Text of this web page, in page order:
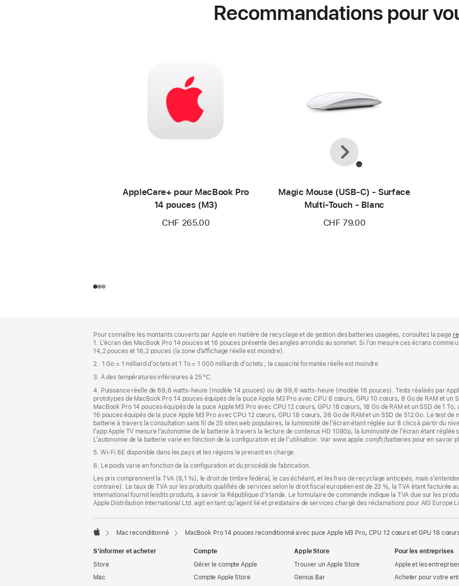
Recommandations pour
AppleCare+ pour MacBook Pro
14 pouces (M3)
CHF 265.00
Magic Mouse (USB‑C) - Surface
Multi‑Touch - Blanc
CHF 79.00
Précédent
Suivant
de
page
de
bas
de
page
Pour connaître les montants couverts par Apple en matière de recyclage et de gestion des batteries usagées, consultez la page
1. L’écran des MacBook Pro 14 pouces et 16 pouces présente des angles arrondis au sommet. Si l’on mesure ces écrans
14,2 pouces et 16,2 pouces (la zone d’affichage réelle est moindre).
2. 1 Go = 1 milliard d’octets et 1 To = 1 000 milliards d’octets ; la capacité formatée réelle est moindre.
3. À des températures inférieures à 25 °C.
4. Puissance réelle de 69,6 watts-heure (modèle 14 pouces) ou de 99,6 watts-heure (modèle 16 pouces). Tests réalisés par
prototypes de MacBook Pro 14 pouces équipés de la puce Apple M3 Pro avec CPU 8 cœurs, GPU 10 cœurs, 8 Go de RAM et un
MacBook Pro 14 pouces équipés de la puce Apple M3 Pro avec CPU 12 cœurs, GPU 18 cœurs, 18 Go de RAM et un SSD de 1
16 pouces équipés de la puce Apple M3 Pro avec CPU 12 cœurs, GPU 18 cœurs, 36 Go de RAM et un SSD de 512 Go. Le test de
batterie à travers la consultation sans fil de 25 sites web populaires, la luminosité de l’écran étant réglée sur 8 clics à partir du
l’app Apple TV mesure l’autonomie de la batterie à travers la lecture de contenus HD 1080p, la luminosité de l’écran étant
L’autonomie de la batterie varie en fonction de la configuration et de l’utilisation. Voir www.apple.com/fr/batteries pour en savoir
5. Wi-Fi 6E disponible dans les pays et les régions le prenant en charge.
6. Le poids varie en fonction de la configuration et du procédé de fabrication.
Les prix comprennent la TVA (8,1 %), le droit de timbre fédéral, le cas échéant, et les frais de recyclage anticipés, mais
contraire). Le taux de TVA sur les produits qualifiés de services selon le droit fiscal européen est de 23 %, la TVA étant facturée
International fournit lesdits produits, à savoir la République d’Irlande. Le formulaire de commande indique la TVA due sur les
Apple Distribution International Ltd. agit en tant qu’agent lié et prestataire de services chargé des réclamations pour AIG Europe
Mac reconditionné MacBook Pro 14 pouces reconditionné avec puce Apple M3 Pro, CPU 12 cœurs et GPU 18
S’informer et acheter
Store
Mac
Compte
Gérer le compte Apple
Compte Apple Store
Apple Store
Trouver un Apple Store
Genius Bar
Pour les entreprises
Apple et les
Acheter pour votre